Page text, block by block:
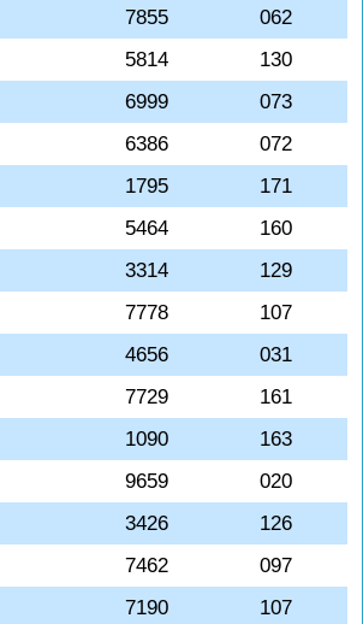
7855
062
5814
130
6999
073
6386
072
1795
171
5464
160
3314
129
7778
107
4656
031
7729
161
1090
163
9659
020
3426
126
7462
097
7190
107